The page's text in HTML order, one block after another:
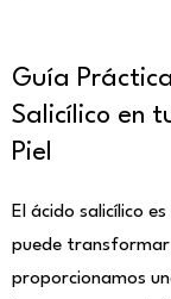
Guía
Salicílico en
Piel
El ácido salicílico
puede
proporcionamos